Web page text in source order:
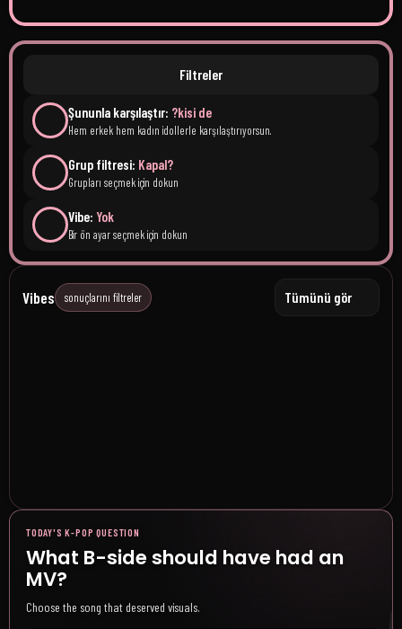
Filtreler
Şununla karşılaştır: ?kisi de
Hem erkek hem kadın idollerle karşılaştırıyorsun.
Grup filtresi: Kapal?
Grupları seçmek için dokun
Vibe: Yok
Bir ön ayar seçmek için dokun
Vibes sonuçlarını filtreler Tümünü gör
HYBE Energy 2nd Gen Legends
TODAY'S K-POP QUESTION
What B-side should have had an
MV?
Choose the song that deserved visuals.